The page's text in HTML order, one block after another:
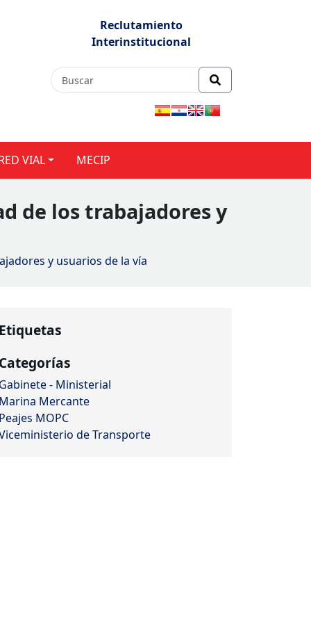
Reclutamiento
Interinstitucional
VIAL MECIP
de los trabajadores y
y usuarios de la vía
Etiquetas
Categorías
Gabinete - Ministerial
Marina Mercante
Peajes MOPC
de Transporte